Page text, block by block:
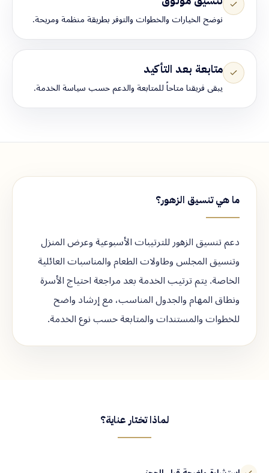
نوضح الخيارات والخطوات والتوفر بطريقة منظمة ومريحة.
متابعة بعد التأكيد
يبقى فريقنا متاحاً للمتابعة والدعم حسب سياسة الخدمة.
ما هي تنسيق الزهور؟
دعم تنسيق الزهور للترتيبات الأسبوعية وعرض المنزل
وتنسيق المجلس وطاولات الطعام والمناسبات العائلية
الخاصة. يتم ترتيب الخدمة بعد مراجعة احتياج الأسرة
ونطاق المهام والجدول المناسب، مع إرشاد واضح
للخطوات والمستندات والمتابعة حسب نوع الخدمة.
لماذا تختار عناية؟